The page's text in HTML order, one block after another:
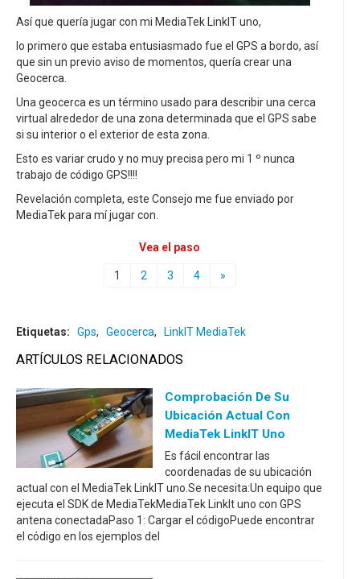
Así que quería jugar con mi MediaTek LinkIT uno,
lo primero que estaba entusiasmado fue el GPS a bordo, así
que sin un previo aviso de momentos, quería crear una
Geocerca.
Una geocerca es un término usado para describir una cerca
virtual alrededor de una zona determinada que el GPS sabe
si su interior o el exterior de esta zona.
Esto es variar crudo y no muy precisa pero mi 1 º nunca
trabajo de código GPS!!!!
Revelación completa, este Consejo me fue enviado por
MediaTek para mí jugar con.
Vea el paso
1 2 3 4 »
Etiquetas: Gps, Geocerca, LinkIT MediaTek
ARTÍCULOS RELACIONADOS
Comprobación De Su
Ubicación Actual Con
MediaTek LinkIT Uno
Es fácil encontrar las
coordenadas de su ubicación
actual con el MediaTek LinkIT uno.Se necesita:Un equipo que
ejecuta el SDK de MediaTekMediaTek LinkIt uno con GPS
antena conectadaPaso 1: Cargar el códigoPuede encontrar
el código en los ejemplos del